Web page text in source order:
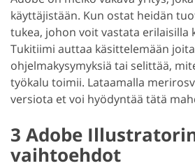
käyttäjistään. Kun ostat heidän
tukea, johon voit vastata erilaisilla
Tukitiimi auttaa käsittelemään
ohjelmakysymyksiä tai selittää,
työkalu toimii. Lataamalla
versiota et voi hyödyntää tätä
3 Adobe
vaihtoehdot